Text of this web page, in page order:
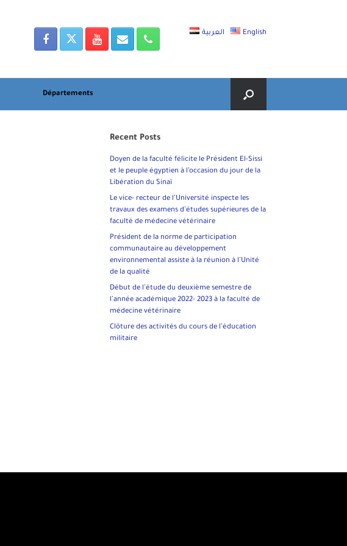
العربية English
Départements
Recent Posts
Doyen de la faculté félicite le Président El-Sissi
et le peuple égyptien à l’occasion du jour de la
Libération du Sinaï
Le vice- recteur de l’Université inspecte les
travaux des examens d’études supérieures de la
faculté de médecine vétérinaire
Président de la norme de participation
communautaire au développement
environnemental assiste à la réunion à l’Unité
de la qualité
Début de l’étude du deuxième semestre de
l’année académique 2022- 2023 à la faculté de
médecine vétérinaire
Clôture des activités du cours de l’éducation
militaire